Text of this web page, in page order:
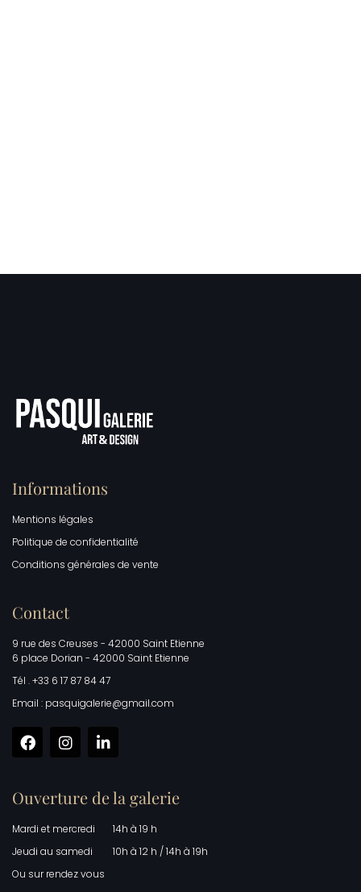
Informations
Mentions légales
Politique de confidentialité
Conditions générales de vente
Contact
9 rue des Creuses - 42000 Saint Etienne
6 place Dorian - 42000 Saint Etienne
Tél . +33 6 17 87 84 47
Email : pasquigalerie@gmail.com
Ouverture de la galerie
Mardi et mercredi
Jeudi au samedi
Ou sur rendez vous
14h à 19 h
10h à 12 h / 14h à 19h